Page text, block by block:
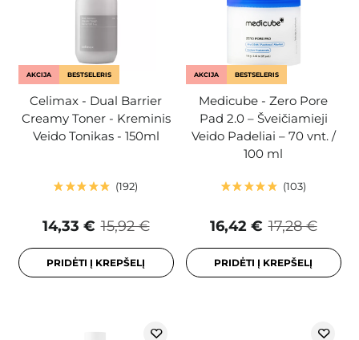
AKCIJA BESTSELERIS
Celimax - Dual Barrier
Creamy Toner - Kreminis
Veido Tonikas - 150ml
192
15,92 €
14,33 €
PRIDĖTI Į KREPŠELĮ
AKCIJA BESTSELERIS
Medicube - Zero Pore
Pad 2.0 – Šveičiamieji
Veido Padeliai – 70 vnt. /
100 ml
103
17,28 €
16,42 €
PRIDĖTI Į KREPŠELĮ